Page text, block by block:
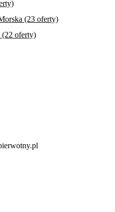
(23 oferty)
(22 oferty)